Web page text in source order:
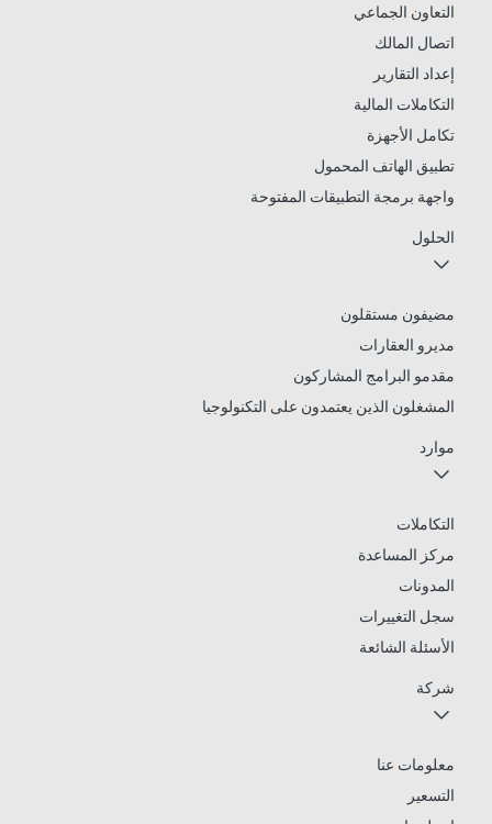
التعاون الجماعي
اتصال المالك
إعداد التقارير
التكاملات المالية
تكامل الأجهزة
تطبيق الهاتف المحمول
واجهة برمجة التطبيقات المفتوحة
الحلول
مضيفون مستقلون
مديرو العقارات
مقدمو البرامج المشاركون
المشغلون الذين يعتمدون على التكنولوجيا
موارد
التكاملات
مركز المساعدة
المدونات
سجل التغييرات
الأسئلة الشائعة
شركة
معلومات عنا
التسعير